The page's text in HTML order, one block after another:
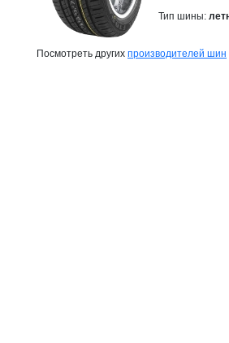
Тип шины:
Посмотреть других производителей шин